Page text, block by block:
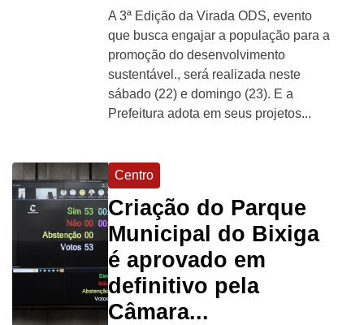
A 3ª Edição da Virada ODS, evento
que busca engajar a população para a
promoção do desenvolvimento
sustentável., será realizada neste
sábado (22) e domingo (23). E a
Prefeitura adota em seus projetos...
Centro
Criação do Parque
Municipal do Bixiga
é aprovado em
definitivo pela
Câmara...